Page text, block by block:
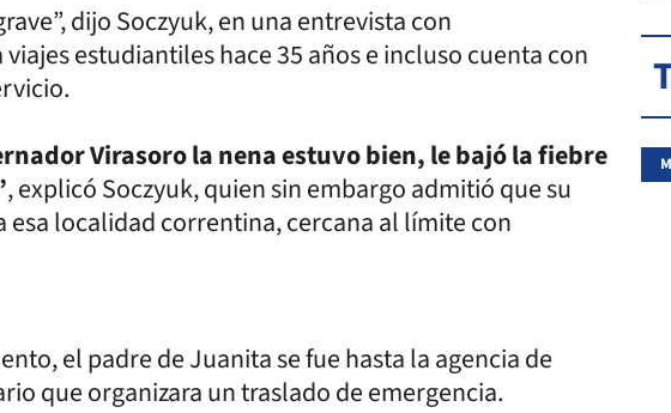
dijo Soczyuk, en una entrevista con
estudiantiles hace 35 años e incluso cuenta con
Virasoro la nena estuvo bien, le bajó la fiebre
, explicó Soczyuk, quien sin embargo admitió que su
localidad correntina, cercana al límite con
el padre de Juanita se fue hasta la agencia de
que organizara un traslado de emergencia.